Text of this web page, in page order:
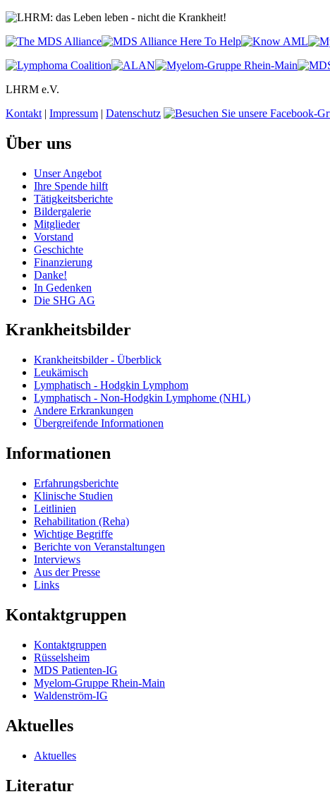
LHRM e.V.
Kontakt | Impressum | Datenschutz
Über uns
Unser Angebot
Ihre Spende hilft
Tätigkeitsberichte
Bildergalerie
Mitglieder
Vorstand
Geschichte
Finanzierung
Danke!
In Gedenken
Die SHG AG
Krankheitsbilder
Krankheitsbilder - Überblick
Leukämisch
Lymphatisch - Hodgkin Lymphom
Lymphatisch - Non-Hodgkin Lymphome (NHL)
Andere Erkrankungen
Übergreifende Informationen
Informationen
Erfahrungsberichte
Klinische Studien
Leitlinien
Rehabilitation (Reha)
Wichtige Begriffe
Berichte von Veranstaltungen
Interviews
Aus der Presse
Links
Kontaktgruppen
Kontaktgruppen
Rüsselsheim
MDS Patienten-IG
Myelom-Gruppe Rhein-Main
Waldenström-IG
Aktuelles
Aktuelles
Literatur